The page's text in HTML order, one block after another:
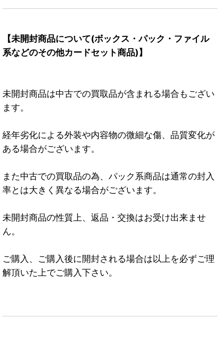
【未開封商品について(ボックス・パック・ファイル
系などのその他カードセット商品)】
未開封商品は中古での買取品が含まれる場合もござい
ます。
経年劣化による外装や内容物の微細な傷、品質変化が
ある場合がございます。
また中古での買取品の為、パック系商品は通常の封入
率とは大きく異なる場合がございます。
未開封商品の性質上、返品・交換はお受け出来ませ
ん。
ご購入、ご購入後に開封される場合は以上を必ずご理
解頂いた上でご購入下さい。